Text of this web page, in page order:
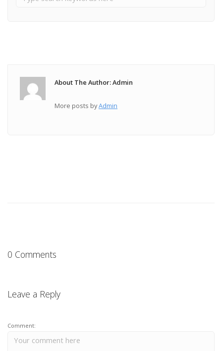
About The Author: Admin
More posts byAdmin
0 Comments
Leave a Reply
Comment: